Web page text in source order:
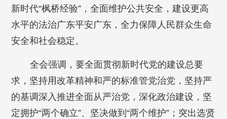
新时代“枫桥经验”，全面维护公共安全，建设更高
水平的法治广东平安广东，全力保障人民群众生命
安全和社会稳定。
全会强调，要全面贯彻新时代党的建设总要
求，坚持用改革精神和严的标准管党治党，坚持严
的基调深入推进全面从严治党，深化政治建设，坚
定拥护“两个确立”、坚决做到“两个维护”；突出选贤